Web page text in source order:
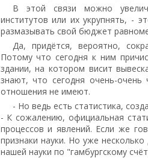
В этой связи можно
институтов или их укрупнять, -
размазывать свой бюджет
Да, придётся, вероятно,
Потому что сегодня к ним
здании, на котором висит
знают, что сегодня очень-
отношения не имеют.
- Но ведь есть статистика,
- К сожалению, официальная
процессов и явлений. Если же
признаки науки. Но уже
нашей науки по "гамбургскому